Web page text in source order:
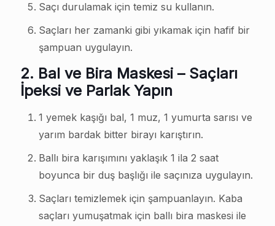
Saçı durulamak için temiz su kullanın.
Saçları her zamanki gibi yıkamak için hafif bir
şampuan uygulayın.
2. Bal ve Bira Maskesi – Saçları
İpeksi ve Parlak Yapın
1 yemek kaşığı bal, 1 muz, 1 yumurta sarısı ve
yarım bardak bitter birayı karıştırın.
Ballı bira karışımını yaklaşık 1 ila 2 saat
boyunca bir duş başlığı ile saçınıza uygulayın.
Saçları temizlemek için şampuanlayın. Kaba
saçları yumuşatmak için ballı bira maskesi ile